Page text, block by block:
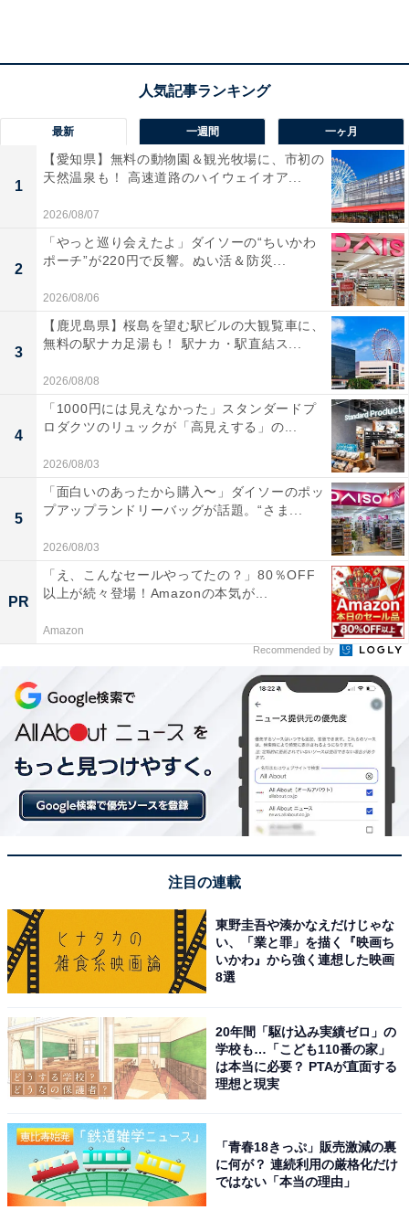
「ふろやさんわ」には以下のような口コミが寄せられて
います。
電気風呂の強さがちょうどよく、肩こりや疲れがほ
ぐれました。熱めのお湯とぬるめのお湯があり、自
分のペースで交互に楽しめるのがよかったです。
朝6時から営業しているのが助かります。朝風呂で
一日のスタートが気持ちよく切れました。地元の常
連さんが多く、アットホームな雰囲気の銭湯です。
浴室が清潔に保たれていて気持ちよく入れました。
薬湯がよく効いて、入浴後はポカポカが続きまし
た。コインランドリーも使えて便利な施設です。
アクセス・料金情報は？ 泊まれる？
アクセス
所在地：大阪府大阪市西成区天下茶屋北1-1-12
最新 一週間 一ヶ月
1
【愛知県】無料の動物園＆観光牧場に、市初の
天然温泉も！ 高速道路のハイウェイオア...
2026/08/07
2
「やっと巡り会えたよ」ダイソーの“ちいかわ
ポーチ”が220円で反響。ぬい活＆防災...
2026/08/06
3
【鹿児島県】桜島を望む駅ビルの大観覧車に、
無料の駅ナカ足湯も！ 駅ナカ・駅直結ス...
2026/08/08
4
「1000円には見えなかった」スタンダードプ
ロダクツのリュックが「高見えする」の...
2026/08/03
5
「面白いのあったから購入〜」ダイソーのポッ
プアップランドリーバッグが話題。“さま...
2026/08/03
PR
「え、こんなセールやってたの？」80％OFF
以上が続々登場！Amazonの本気が...
Amazon
Recommended by
注目の連載
東野圭吾や湊かなえだけじゃな
い、「業と罪」を描く『映画ち
いかわ』から強く連想した映画
8選
20年間「駆け込み実績ゼロ」の
学校も…「こども110番の家」
は本当に必要？ PTAが直面する
理想と現実
「青春18きっぷ」販売激減の裏
に何が？ 連続利用の厳格化だけ
ではない「本当の理由」